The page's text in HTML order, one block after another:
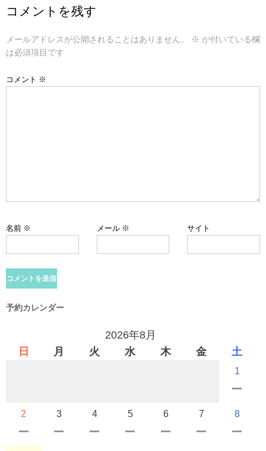
ゲ
ー
シ
ョ
コメントを残す
メールアドレスが公開されることはありません。 ※ が付いている欄
は必須項目です
コメント ※
名前 ※ メール ※ サイト
予約カレンダー
2026年8月
日
月 火 水 木 金 土
1
2 3 4 5 6 7 8